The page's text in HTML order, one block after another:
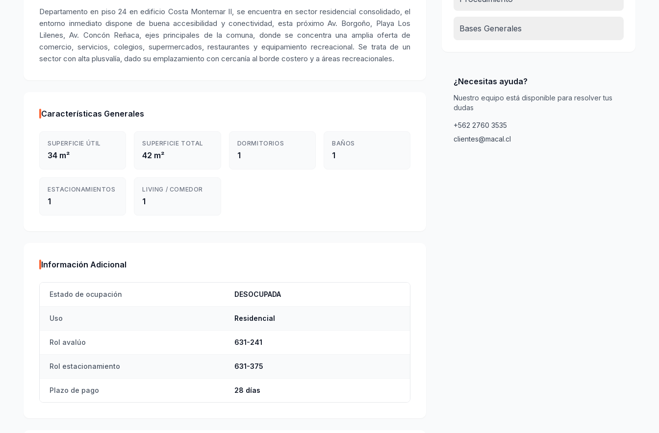
Departamento en piso 24 en edificio Costa Montemar II, se encuentra en sector residencial consolidado, el
entorno inmediato dispone de buena accesibilidad y conectividad, esta próximo Av. Borgoño, Playa Los
Lilenes, Av. Concón Reñaca, ejes principales de la comuna, donde se concentra una amplia oferta de
comercio, servicios, colegios, supermercados, restaurantes y equipamiento recreacional. Se trata de un
sector con alta plusvalía, dado su emplazamiento con cercanía al borde costero y a áreas recreacionales.
Características Generales
SUPERFICIE ÚTIL
34 m²
SUPERFICIE TOTAL
42 m²
DORMITORIOS
1
BAÑOS
1
ESTACIONAMIENTOS
1
LIVING / COMEDOR
1
Información Adicional
Estado de ocupación DESOCUPADA
Uso Residencial
Rol avalúo 631-241
Rol estacionamiento 631-375
Plazo de pago 28 días
Bases Generales
¿Necesitas ayuda?
Nuestro equipo está disponible para resolver tus
dudas
+562 2760 3535
clientes@macal.cl